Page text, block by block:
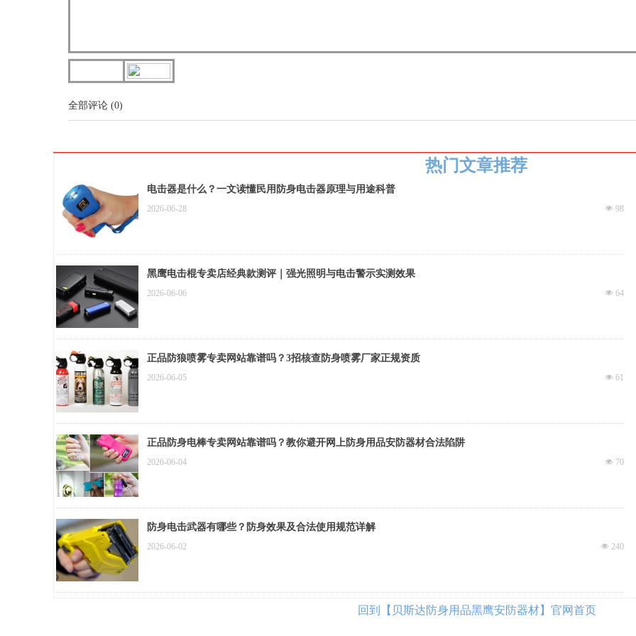
全部评论 (0)
热门文章推荐
电击器是什么？一文读懂民用防身电击器原理与用途科普
넶 98
2026-06-28
黑鹰电击棍专卖店经典款测评｜强光照明与电击警示实测效果
넶 64
2026-06-06
正品防狼喷雾专卖网站靠谱吗？3招核查防身喷雾厂家正规资质
넶 61
2026-06-05
正品防身电棒专卖网站靠谱吗？教你避开网上防身用品安防器材合法陷阱
넶 70
2026-06-04
防身电击武器有哪些？防身效果及合法使用规范详解
넶 240
2026-06-02
回到【贝斯达防身用品黑鹰安防器材】官网首页